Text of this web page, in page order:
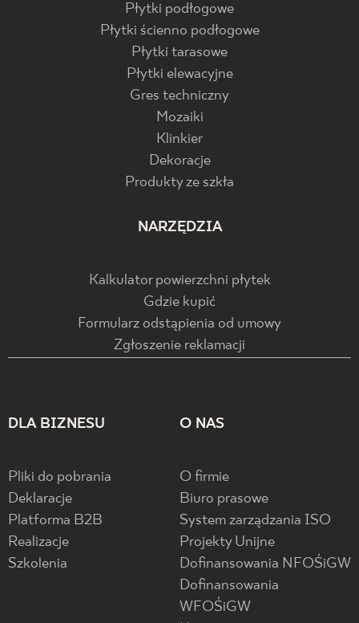
Płytki podłogowe
Płytki ścienno podłogowe
Płytki tarasowe
Płytki elewacyjne
Gres techniczny
Mozaiki
Klinkier
Dekoracje
Produkty ze szkła
NARZĘDZIA
Kalkulator powierzchni płytek
Gdzie kupić
Formularz odstąpienia od umowy
Zgłoszenie reklamacji
DLA BIZNESU
Pliki do pobrania
Deklaracje
Platforma B2B
Realizacje
Szkolenia
O NAS
O firmie
Biuro prasowe
System zarządzania ISO
Projekty Unijne
Dofinansowania NFOŚiGW
Dofinansowania
WFOŚiGW